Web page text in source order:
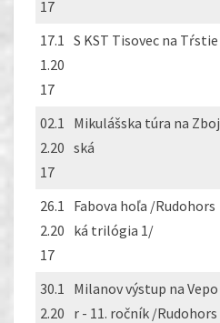
17
17.1
1.20
17
S KST Tisovec na Tŕstie
02.1
2.20
17
Mikulášska túra na Zboj
ská
26.1
2.20
17
Fabova hoľa /Rudohors
ká trilógia 1/
30.1
2.20
Milanov výstup na Vepo
r - 11. ročník /Rudohors